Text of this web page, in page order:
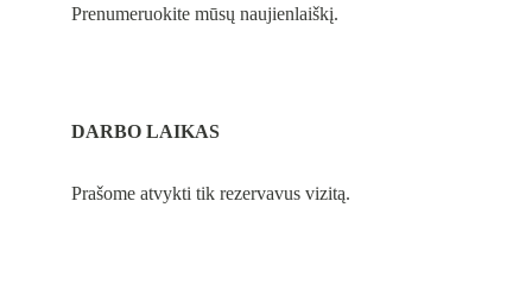
Prenumeruokite mūsų naujienlaiškį.
DARBO LAIKAS
Prašome atvykti tik rezervavus vizitą.